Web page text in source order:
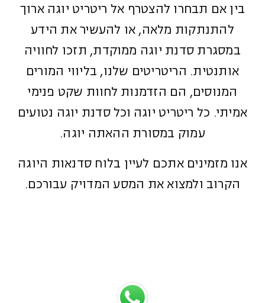
בין אם תבחרו להצטרף אל ריטריט יוגה ארוך
להתנתקות מלאה, או להעשיר את הידע
במסגרת סדנת יוגה ממוקדת, תזכו לחוויה
אותנטית. הריטריטים שלנו, בליווי המורים
המנוסים, הם הזדמנות לחוות שקט פנימי
אמיתי. כל ריטריט יוגה וכל סדנת יוגה נטועים
עמוק במסורת ההאתה יוגה.
אנו מזמינים אתכם לעיין בלוח סדנאות היוגה
הקרוב ולמצוא את המסע המדויק עבורכם.